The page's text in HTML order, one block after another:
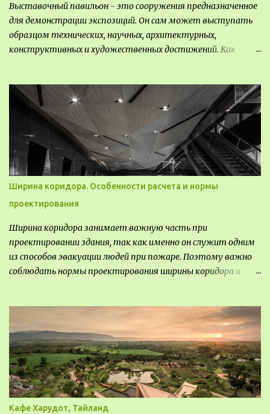
Выставочный павильон - это сооружения предназначенное
для демонстрации экспозиций. Он сам может выступать
образцом технических, научных, архитектурных,
конструктивных и художественных достижений. Как
универсальные тематические временные постоянные
передвижные стационарные Назначение выставочных
павильонов - показ экспозиции, с целью информации,
пропаганды, рекламы, внедрения новых технологий, обмен
опытом, привлечения внимания и т.д.
Ширина коридора. Особенности расчета и нормы
проектирования
Ширина коридора занимает важную часть при
проектировании здания, так как именно он служит одним
из способов эвакуации людей при пожаре. Поэтому важно
соблюдать нормы проектирования ширины коридора и
Кафе Харудот, Тайланд